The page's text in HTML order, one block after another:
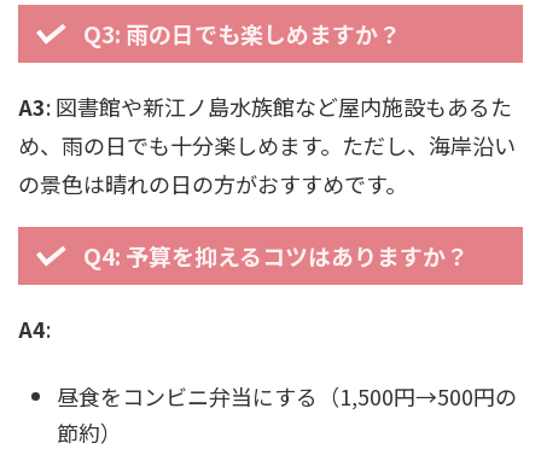
Q3: 雨の日でも楽しめますか？
A3: 図書館や新江ノ島水族館など屋内施設もあるた
め、雨の日でも十分楽しめます。ただし、海岸沿い
の景色は晴れの日の方がおすすめです。
Q4: 予算を抑えるコツはありますか？
A4:
昼食をコンビニ弁当にする（1,500円→500円の
節約）